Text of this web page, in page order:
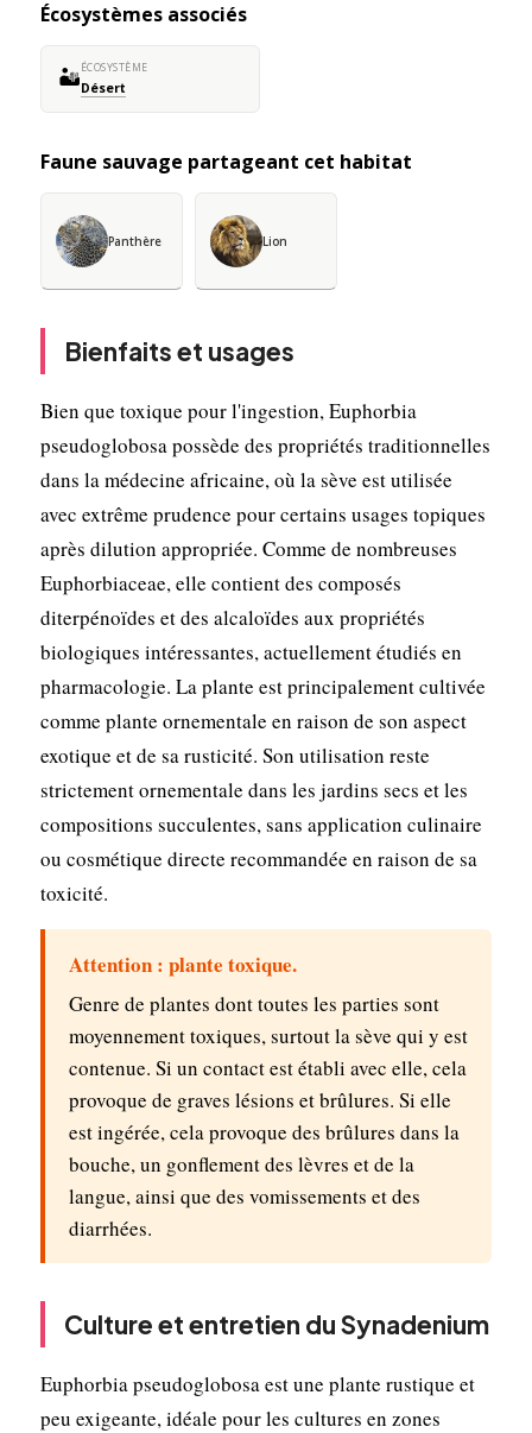
Écosystèmes associés
🏜️ÉCOSYSTÈME
Désert
Faune sauvage partageant cet habitat
Panthère Lion
Bienfaits et usages
Bien que toxique pour l'ingestion, Euphorbia
pseudoglobosa possède des propriétés traditionnelles
dans la médecine africaine, où la sève est utilisée
avec extrême prudence pour certains usages topiques
après dilution appropriée. Comme de nombreuses
Euphorbiaceae, elle contient des composés
diterpénoïdes et des alcaloïdes aux propriétés
biologiques intéressantes, actuellement étudiés en
pharmacologie. La plante est principalement cultivée
comme plante ornementale en raison de son aspect
exotique et de sa rusticité. Son utilisation reste
strictement ornementale dans les jardins secs et les
compositions succulentes, sans application culinaire
ou cosmétique directe recommandée en raison de sa
toxicité.
Attention : plante toxique.
Genre de plantes dont toutes les parties sont
moyennement toxiques, surtout la sève qui y est
contenue. Si un contact est établi avec elle, cela
provoque de graves lésions et brûlures. Si elle
est ingérée, cela provoque des brûlures dans la
bouche, un gonflement des lèvres et de la
langue, ainsi que des vomissements et des
diarrhées.
Culture et entretien du Synadenium
Euphorbia pseudoglobosa est une plante rustique et
peu exigeante, idéale pour les cultures en zones